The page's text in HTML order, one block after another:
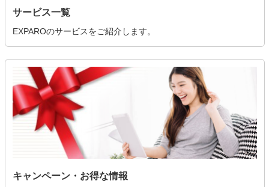
サービス一覧
EXPAROのサービスをご紹介します。
キャンペーン・お得な情報